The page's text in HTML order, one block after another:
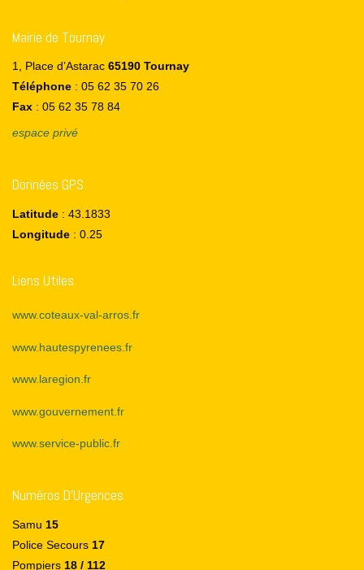
Mairie de Tournay
1, Place d’Astarac 65190 Tournay
Téléphone : 05 62 35 70 26
Fax : 05 62 35 78 84
espace privé
Données GPS
Latitude : 43.1833
Longitude : 0.25
Liens Utiles
www.coteaux-val-arros.fr
www.hautespyrenees.fr
www.laregion.fr
www.gouvernement.fr
www.service-public.fr
Numéros D’Urgences
Samu 15
Police Secours 17
Pompiers 18 / 112